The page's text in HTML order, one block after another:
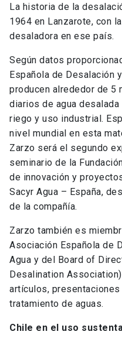
La historia de la
1964 en Lanzarote, con
desaladora en ese país.
Según datos
Española de Desalación
producen alrededor de
diarios de agua
riego y uso industrial.
nivel mundial en esta
Zarzo será el segundo
seminario de la
de innovación y
Sacyr Agua – España,
de la compañía.
Zarzo también es
Asociación Española de
Agua y del Board of
Desalination
artículos,
tratamiento de aguas.
Chile en el uso